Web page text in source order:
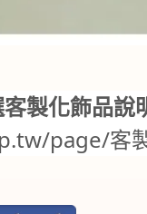
製化飾品說
page/客